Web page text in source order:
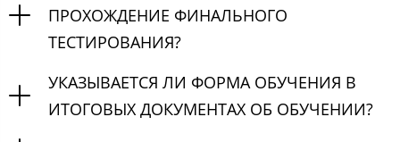
ПРОХОЖДЕНИЕ ФИНАЛЬНОГО
ТЕСТИРОВАНИЯ?
УКАЗЫВАЕТСЯ ЛИ ФОРМА ОБУЧЕНИЯ В
ИТОГОВЫХ ДОКУМЕНТАХ ОБ ОБУЧЕНИИ?